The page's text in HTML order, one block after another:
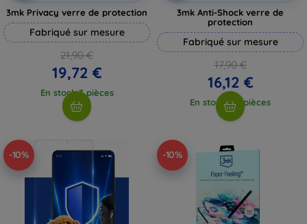
3mk Privacy verre de protection
Fabriqué sur mesure
21,90 €
19,72 €
En stock 3 pièces
3mk Anti-Shock verre de
protection
Fabriqué sur mesure
17,90 €
16,12 €
En stock > 5 pièces
-10% -10%